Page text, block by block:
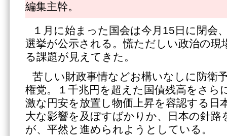
編集主幹。
１月に始まった国会は今月15日に閉会
選挙が公示される。慌ただしい政治の現
る課題が見えてきた。
苦しい財政事情などお構いなしに防衛
権党。１千兆円を超えた国債残高をさら
激な円安を放置し物価上昇を容認する日
大な影響を及ぼすばかりか、日本の針路
が、平然と進められようとしている。